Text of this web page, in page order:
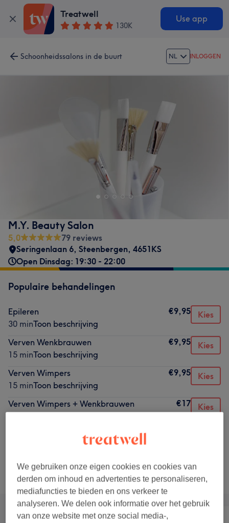
Treatwell
130K
Use app
Schoonheidssalons in de buurt NL INLOGGEN
M.Y. Beauty Salon
5,0
79 reviews
Seringenlaan 6, Steenbergen, 4651KS
Open Dinsdag: 19:30 - 22:00
Populaire behandelingen
Epileren
30 minToon beschrijving
€9,95 Kies
Verven Wenkbrauwen
15 minToon beschrijving
€9,95 Kies
Verven Wimpers
15 minToon beschrijving
€9,95 Kies
Verven Wimpers + Wenkbrauwen
€17 Kies
Toon beschrijving
Alle behandelingen
We gebruiken onze eigen cookies en cookies van
derden om inhoud en advertenties te personaliseren,
mediafuncties te bieden en ons verkeer te
analyseren. We delen ook informatie over het gebruik
van onze website met onze social media-,